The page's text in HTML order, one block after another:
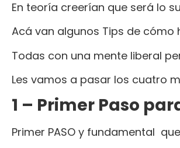
En teoría creerían que será lo
Acá van algunos Tips de cómo
Todas con una mente liberal
Les vamos a pasar los cuatro
1 – Primer Paso
Primer PASO y fundamental